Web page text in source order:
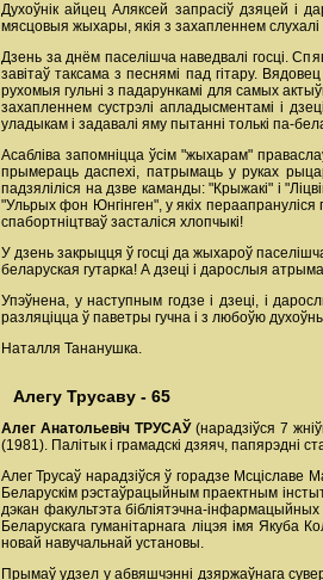
Духоўнік айцец Аляксей запрасіў дзяцей і
мясцовыя жыхары, якія з захапленнем
Дзень за днём паселішча наведвалі госці.
завітаў таксама з песнямі пад гітару.
рухомыя гульні з падарункамі для самых
захапленнем сустрэлі апладысментамі і
уладыкам і задавалі яму пытанні толькі па-
Асабліва запомніцца ўсім "жыхарам"
прымераць даспехі, патрымаць у руках
падзяліліся на дзве каманды: "Крыжакі" і
"Ульрых фон Юнгінген", у якіх
спабортніцтваў засталіся хлопчыкі!
У дзень закрыцця ў госці да жыхароў
беларуская гутарка! А дзеці і дарослыя
Упэўнена, у наступным годзе і дзеці, і
разляціцца ў паветры гучна і з любоўю
Наталля Тананушка.
Алегу Трусаву - 65
Алег Анатольевіч ТРУСАЎ(нарадзіўся 7
(1981). Палітык і грамадскі дзяяч, папярэдні
Алег Трусаў нарадзіўся ў горадзе Мсціславе
Беларускім рэстаўрацыйным праектным
дэкан факультэта бібліятэчна-
Беларускага гуманітарнага ліцэя імя Якуба
новай навучальнай установы.
Прымаў удзел у абвяшчэнні дзяржаўнага